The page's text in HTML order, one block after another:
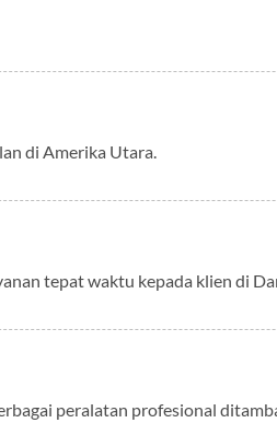
di Amerika Utara.
tepat waktu kepada klien di
peralatan profesional